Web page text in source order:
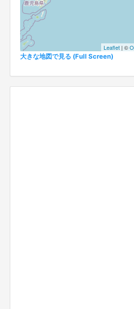
Leaflet | ©
大きな地図で見る (Full Screen)